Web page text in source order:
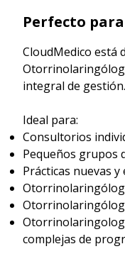
Perfecto
CloudMedico está
integral de gestión.
Ideal para:
Consultorios
Pequeños grupos
Prácticas nuevas y
complejas de